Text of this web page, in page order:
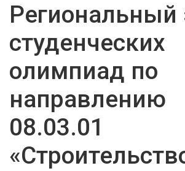
Региональный
студенческих
олимпиад по
направлению
08.03.01